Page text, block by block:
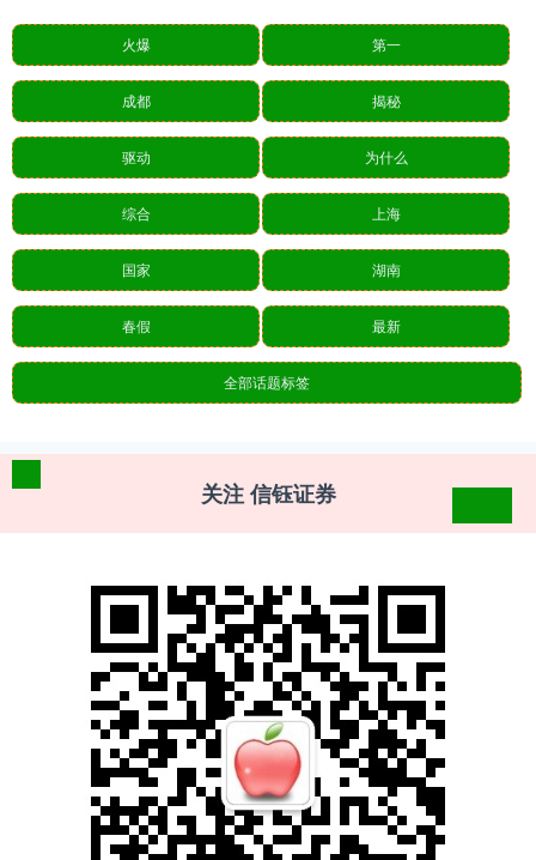
火爆 第一
成都 揭秘
驱动 为什么
综合 上海
国家 湖南
春假 最新
全部话题标签
关注 信钰证券